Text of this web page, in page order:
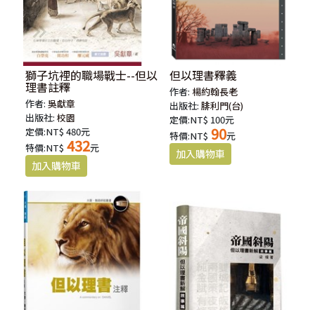
獅子坑裡的職場戰士--但以
理書註釋
作者:吳獻章
出版社:校園
定價:NT$ 480元
特價:NT$ 432元
但以理書釋義
作者: 楊約翰長老
出版社:腓利門(台)
定價:NT$ 100元
特價:NT$ 90元